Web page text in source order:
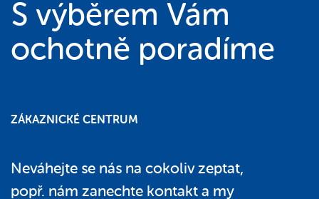
S výběrem Vám
ochotně poradíme
ZÁKAZNICKÉ CENTRUM
Neváhejte se nás na cokoliv zeptat,
popř. nám zanechte kontakt a my